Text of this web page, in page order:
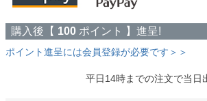
購入後【 100 ポイント 】進呈!
ポイント進呈には会員登録が必要です＞＞
平日14時までの注文で当日